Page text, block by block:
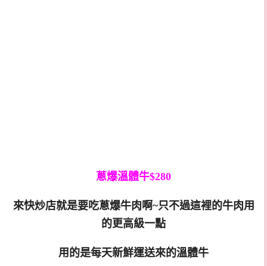
蔥爆溫體牛$280
來快炒店就是要吃蔥爆牛肉啊~只不過這裡的牛肉用
的更高級一點
用的是每天新鮮運送來的溫體牛